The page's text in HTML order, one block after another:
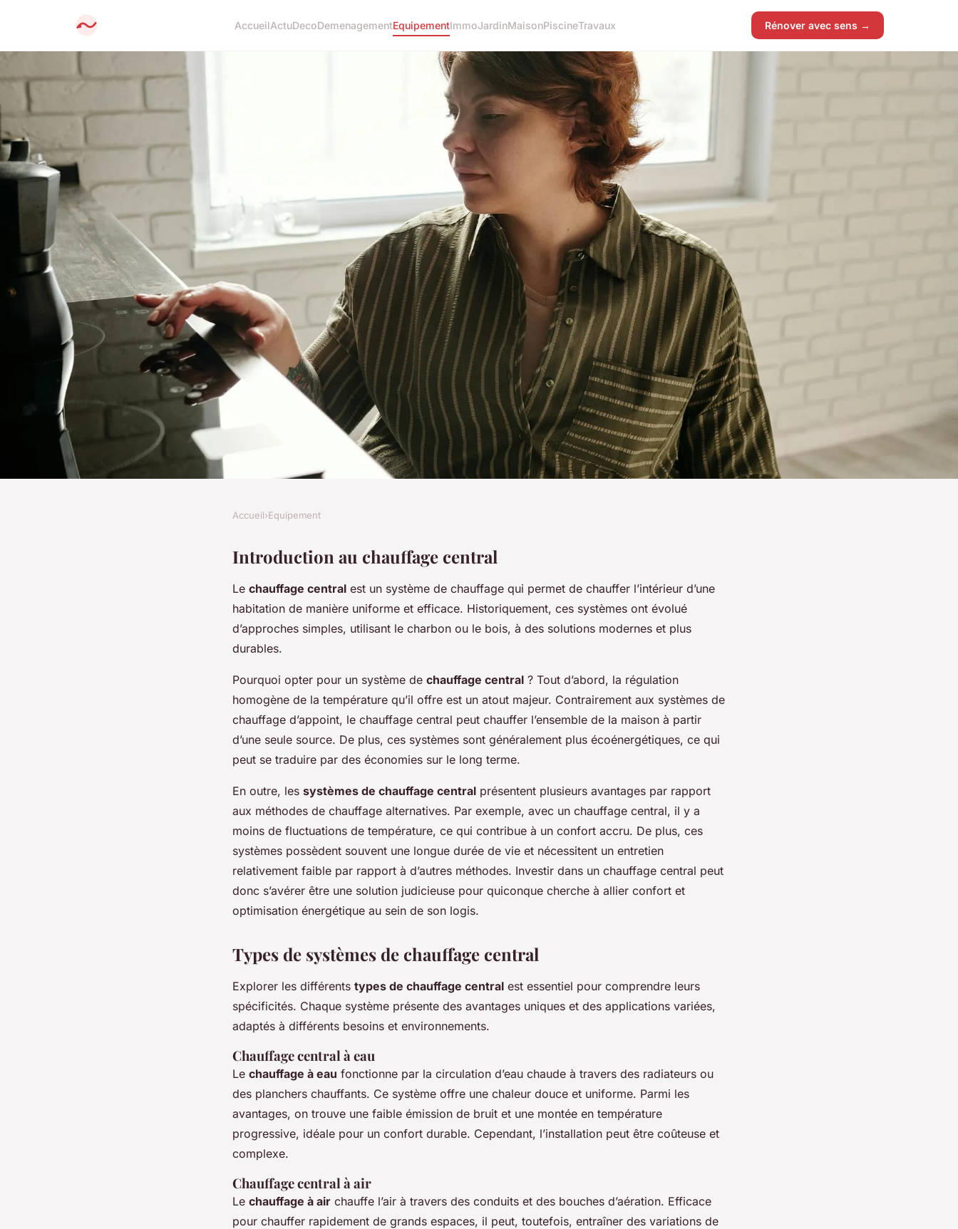
AccueilActuDecoDemenagementEquipementImmoJardinMaisonPiscineTravaux Rénover avec sens →
Chauffage central : ce que vous devez
savoir avant de faire votre choix
Accueil›Equipement
Introduction au chauffage central
Le chauffage central est un système de chauffage qui permet de chauffer l’intérieur d’une
habitation de manière uniforme et efficace. Historiquement, ces systèmes ont évolué
d’approches simples, utilisant le charbon ou le bois, à des solutions modernes et plus
durables.
Pourquoi opter pour un système de chauffage central ? Tout d’abord, la régulation
homogène de la température qu’il offre est un atout majeur. Contrairement aux systèmes de
chauffage d’appoint, le chauffage central peut chauffer l’ensemble de la maison à partir
d’une seule source. De plus, ces systèmes sont généralement plus écoénergétiques, ce qui
peut se traduire par des économies sur le long terme.
En outre, les systèmes de chauffage central présentent plusieurs avantages par rapport
aux méthodes de chauffage alternatives. Par exemple, avec un chauffage central, il y a
moins de fluctuations de température, ce qui contribue à un confort accru. De plus, ces
systèmes possèdent souvent une longue durée de vie et nécessitent un entretien
relativement faible par rapport à d’autres méthodes. Investir dans un chauffage central peut
donc s’avérer être une solution judicieuse pour quiconque cherche à allier confort et
optimisation énergétique au sein de son logis.
Types de systèmes de chauffage central
Explorer les différents types de chauffage central est essentiel pour comprendre leurs
spécificités. Chaque système présente des avantages uniques et des applications variées,
adaptés à différents besoins et environnements.
Chauffage central à eau
Le chauffage à eau fonctionne par la circulation d’eau chaude à travers des radiateurs ou
des planchers chauffants. Ce système offre une chaleur douce et uniforme. Parmi les
avantages, on trouve une faible émission de bruit et une montée en température
progressive, idéale pour un confort durable. Cependant, l’installation peut être coûteuse et
complexe.
Chauffage central à air
Le chauffage à air chauffe l’air à travers des conduits et des bouches d’aération. Efficace
pour chauffer rapidement de grands espaces, il peut, toutefois, entraîner des variations de